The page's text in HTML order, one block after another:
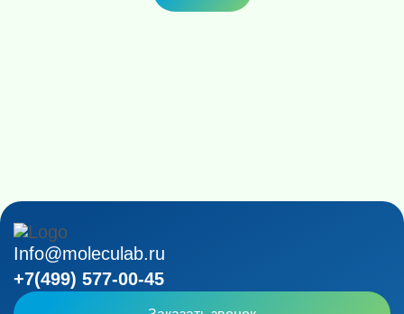
Info@moleculab.ru
+7(499) 577-00-45